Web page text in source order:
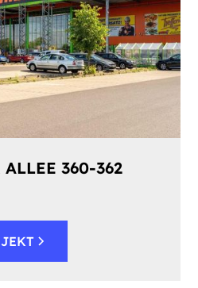
ALLEE 360-362